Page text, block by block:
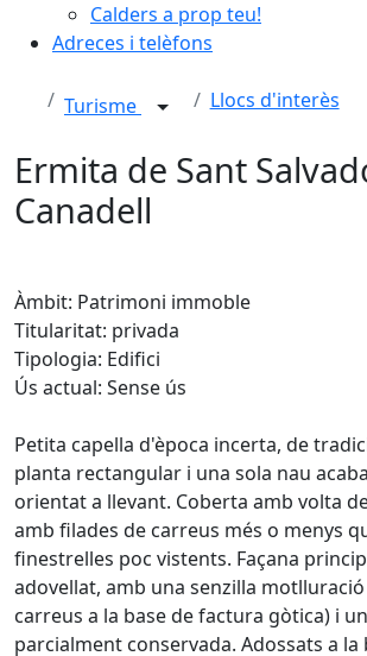
Calders a prop teu!
Adreces i telèfons
Turisme Llocs d'interès
Ermita de Sant
Canadell
Àmbit: Patrimoni immoble
Titularitat: privada
Tipologia: Edifici
Ús actual: Sense ús
Petita capella d'època incerta, de
planta rectangular i una sola nau
orientat a llevant. Coberta amb volta
amb filades de carreus més o menys
finestrelles poc vistents. Façana
adovellat, amb una senzilla
carreus a la base de factura gòtica) i
parcialment conservada. Adossats a la